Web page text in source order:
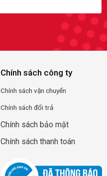
Chính sách công ty
Chính sách vận chuyển
Chính sách đổi trả
Chính sách bảo mật
Chính sách thanh toán